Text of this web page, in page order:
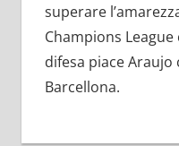
superare
Champions
difesa piace
Barcellona.